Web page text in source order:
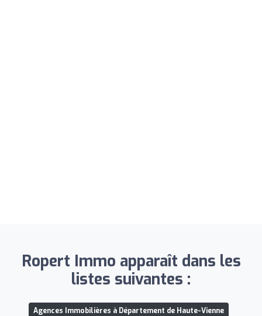
Ropert Immo apparaît dans les
listes suivantes :
Agences Immobilières à Département de Haute-Vienne